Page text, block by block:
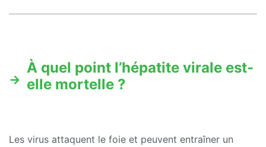
À quel point l’hépatite virale est-
elle mortelle ?
Les virus attaquent le foie et peuvent entraîner un